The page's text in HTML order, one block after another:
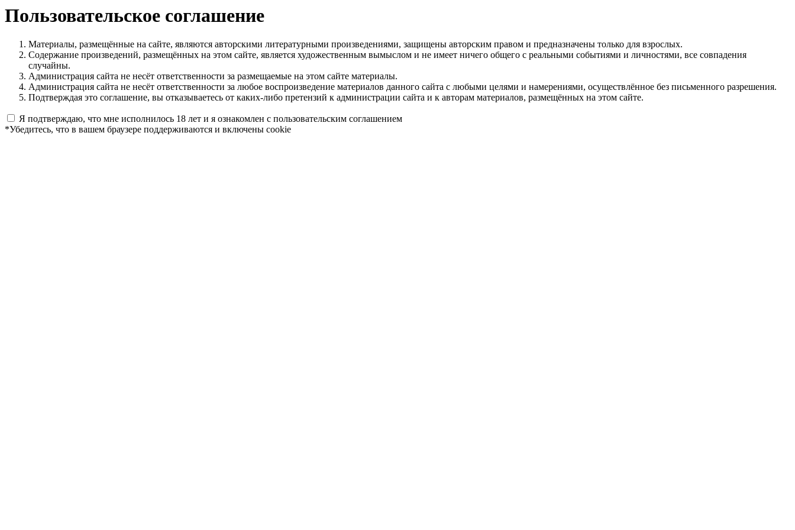
Пользовательское соглашение
Материалы, размещённые на сайте, являются авторскими литературными произведениями, защищены авторским правом и предназначены только для взрослых.
Содержание произведений, размещённых на этом сайте, является художественным вымыслом и не имеет ничего общего с реальными событиями и личностями, все совпадения
случайны.
Администрация сайта не несёт ответственности за размещаемые на этом сайте материалы.
Администрация сайта не несёт ответственности за любое воспроизведение материалов данного сайта с любыми целями и намерениями, осуществлённое без письменного разрешения.
Подтверждая это соглашение, вы отказываетесь от каких-либо претензий к администрации сайта и к авторам материалов, размещённых на этом сайте.
Я подтверждаю, что мне исполнилось 18 лет и я ознакомлен с пользовательским соглашением
*Убедитесь, что в вашем браузере поддерживаются и включены cookie